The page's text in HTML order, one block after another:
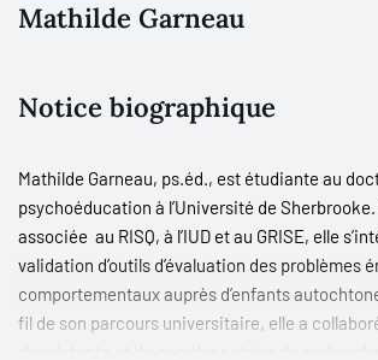
Mathilde Garneau
Notice biographique
Mathilde Garneau, ps.éd., est étudiante au
psychoéducation à l’Université de
associée au RISQ, à l’IUD et au GRISE, elle
validation d’outils d’évaluation des problèmes
comportementaux auprès d’enfants
fil de son parcours universitaire, elle a